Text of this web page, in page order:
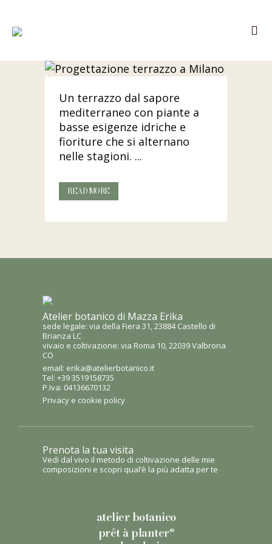
Un terrazzo dal sapore
mediterraneo con piante a
basse esigenze idriche e
fioriture che si alternano
nelle stagioni. ...
READ MORE
Atelier botanico di Mazza Erika
sede legale: via della Fiera 31, 23884 Castello di
Brianza LC
vivaio e coltivazione: via Roma 10, 22039 Valbrona
CO
email: erika@atelierbotanico.it
Tel: +39 3519158735
P.Iva: 04136670132
Privacy e cookie policy
Prenota la tua visita
Vedi dal vivo il metodo di coltivazione delle mie
composizioni e scopri qual’è la più adatta per te
atelier botanico
prêt à planter®